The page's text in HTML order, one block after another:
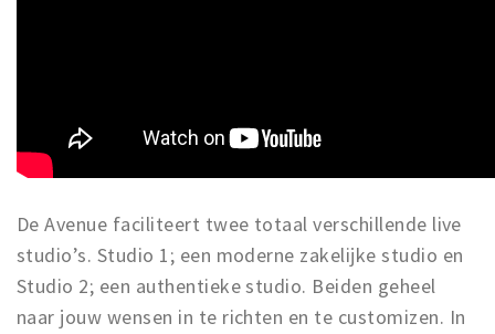
De Avenue faciliteert twee totaal verschillende live
studio’s. Studio 1; een moderne zakelijke studio en
Studio 2; een authentieke studio. Beiden geheel
naar jouw wensen in te richten en te customizen. In